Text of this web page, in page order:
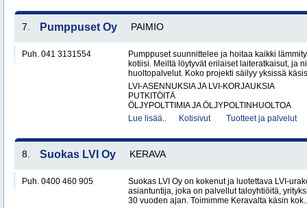
7. Pumppuset Oy PAIMIO
Puh. 041 3131554
Pumppuset suunnittelee ja hoitaa kaikki
kotiisi. Meiltä löytyvät erilaiset laiteratkaisut, ja
huoltopalvelut. Koko projekti säilyy yksissä
LVI-ASENNUKSIA JA LVI-KORJAUKSIA
PUTKITÖITÄ
ÖLJYPOLTTIMIA JA ÖLJYPOLTINHUOLTOA
Lue lisää..
Kotisivut Tuotteet ja palvelut
8. Suokas LVI Oy KERAVA
Puh. 0400 460 905
Suokas LVI Oy on kokenut ja luotettava LVI-
asiantuntija, joka on palvellut taloyhtiöitä,
30 vuoden ajan. Toimimme Keravalta käsin kok..